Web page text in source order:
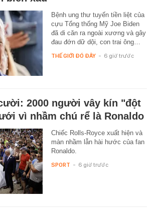
Bệnh ung thư tuyến tiền liệt của
cựu Tổng thống Mỹ Joe Biden
đã di căn ra ngoài xương và gây
đau đớn dữ dội, con trai ông…
THẾ GIỚI ĐÓ ĐÂY - 6 giờ trước
2000 người vây kín "đột
vì nhầm chú rể là Ronaldo
Chiếc Rolls-Royce xuất hiện và
màn nhầm lẫn hài hước của fan
Ronaldo.
SPORT - 6 giờ trước